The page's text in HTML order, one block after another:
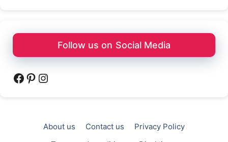
Follow us on Social Media
Facebook
Pinterest
Instagram
About us Contact us
Privacy Policy